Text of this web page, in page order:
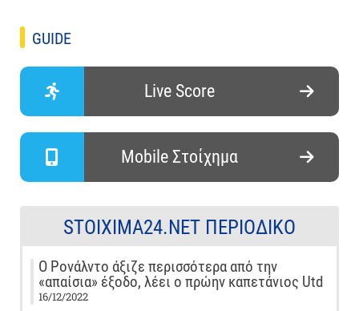
GUIDE
Live Score
Mobile Στοίχημα
STOIXIMA24.NET ΠΕΡΙΟΔΙΚΌ
Ο Ρονάλντο άξιζε περισσότερα από την
«απαίσια» έξοδο, λέει ο πρώην καπετάνιος Utd
16/12/2022